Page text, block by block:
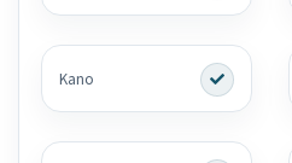
Kano